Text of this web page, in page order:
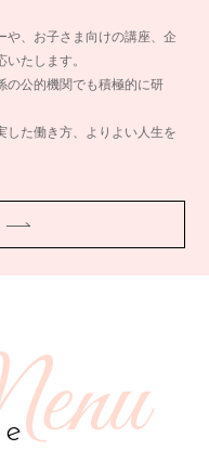
や、お子さま向けの講座、企
たします。
の公的機関でも積極的に研
した働き方、よりよい人生を